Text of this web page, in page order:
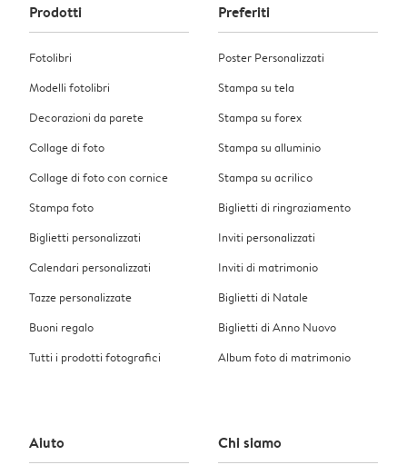
Prodotti
Fotolibri
Modelli fotolibri
Decorazioni da parete
Collage di foto
Collage di foto con cornice
Stampa foto
Biglietti personalizzati
Calendari personalizzati
Tazze personalizzate
Buoni regalo
Tutti i prodotti fotografici
Preferiti
Poster Personalizzati
Stampa su tela
Stampa su forex
Stampa su alluminio
Stampa su acrilico
Biglietti di ringraziamento
Inviti personalizzati
Inviti di matrimonio
Biglietti di Natale
Biglietti di Anno Nuovo
Album foto di matrimonio
Aiuto Chi siamo